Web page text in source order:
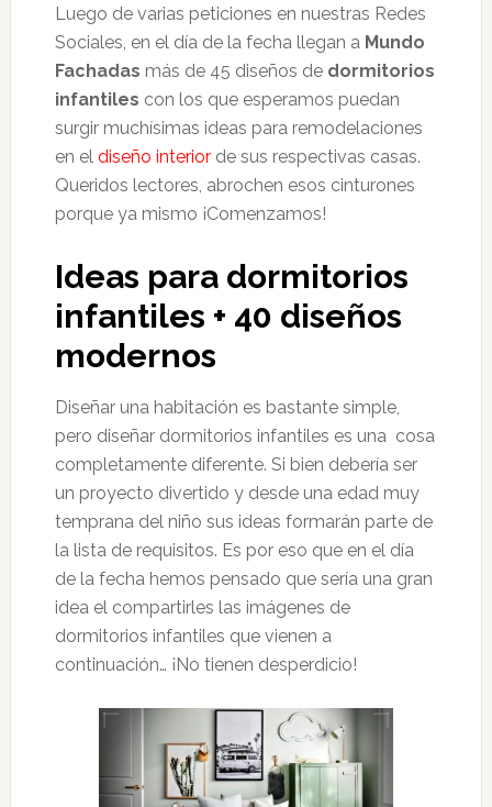
Luego de varias peticiones en nuestras Redes
Sociales, en el día de la fecha llegan a Mundo
Fachadas más de 45 diseños de dormitorios
infantiles con los que esperamos puedan
surgir muchísimas ideas para remodelaciones
en el diseño interiorde sus respectivas casas.
Queridos lectores, abrochen esos cinturones
porque ya mismo ¡Comenzamos!
Ideas para dormitorios
infantiles + 40 diseños
modernos
Diseñar una habitación es bastante simple,
pero diseñar dormitorios infantiles es una cosa
completamente diferente. Si bien debería ser
un proyecto divertido y desde una edad muy
temprana del niño sus ideas formarán parte de
la lista de requisitos. Es por eso que en el día
de la fecha hemos pensado que sería una gran
idea el compartirles las imágenes de
dormitorios infantiles que vienen a
continuación… ¡No tienen desperdicio!